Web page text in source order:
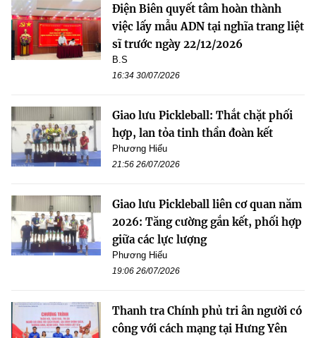
Điện Biên quyết tâm hoàn thành
việc lấy mẫu ADN tại nghĩa trang liệt
sĩ trước ngày 22/12/2026
B.S
16:34 30/07/2026
Giao lưu Pickleball: Thắt chặt phối
hợp, lan tỏa tinh thần đoàn kết
Phương Hiếu
21:56 26/07/2026
Giao lưu Pickleball liên cơ quan năm
2026: Tăng cường gắn kết, phối hợp
giữa các lực lượng
Phương Hiếu
19:06 26/07/2026
Thanh tra Chính phủ tri ân người có
công với cách mạng tại Hưng Yên